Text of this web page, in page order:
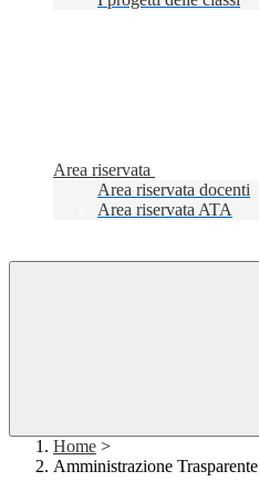
Area riservata
Area riservata docenti
Area riservata ATA
Home >
Amministrazione Trasparente